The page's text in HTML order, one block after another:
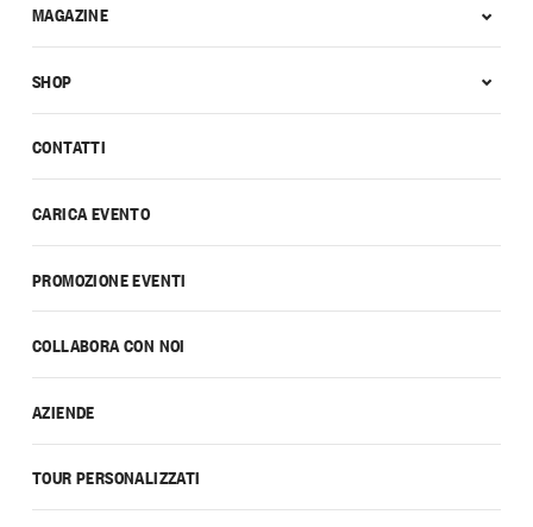
CONTATTI
CARICA EVENTO
PROMOZIONE EVENTI
COLLABORA CON NOI
AZIENDE
TOUR PERSONALIZZATI
MAGAZINE
SHOP